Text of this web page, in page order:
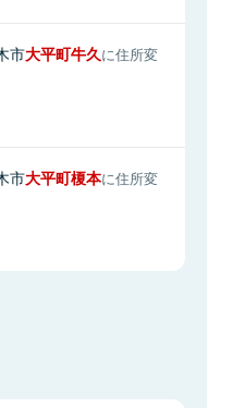
市大平町牛久に住所変
市大平町榎本に住所変